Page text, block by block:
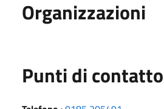
Organizzazioni
Punti di contatto